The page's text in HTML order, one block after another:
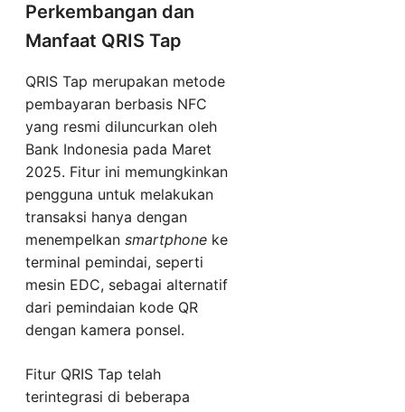
Perkembangan dan
Manfaat QRIS Tap
QRIS Tap merupakan metode
pembayaran berbasis NFC
yang resmi diluncurkan oleh
Bank Indonesia pada Maret
2025. Fitur ini memungkinkan
pengguna untuk melakukan
transaksi hanya dengan
menempelkan smartphone ke
terminal pemindai, seperti
mesin EDC, sebagai alternatif
dari pemindaian kode QR
dengan kamera ponsel.
Fitur QRIS Tap telah
terintegrasi di beberapa